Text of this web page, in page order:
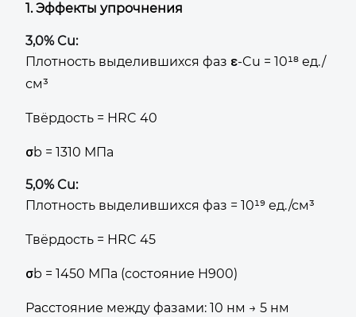
1. Эффекты упрочнения
3,0% Cu:
Плотность выделившихся фаз ε-Cu = 10¹⁸ ед./
см³
Твёрдость = HRC 40
σb = 1310 МПа
5,0% Cu:
Плотность выделившихся фаз = 10¹⁹ ед./см³
Твёрдость = HRC 45
σb = 1450 МПа (состояние H900)
Расстояние между фазами: 10 нм → 5 нм